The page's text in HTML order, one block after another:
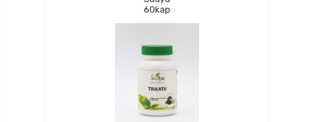
60kap